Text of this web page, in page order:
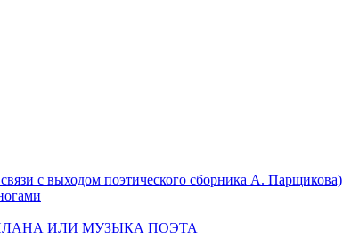
выходом поэтического сборника А. Парщикова)
ИЛИ МУЗЫКА ПОЭТА